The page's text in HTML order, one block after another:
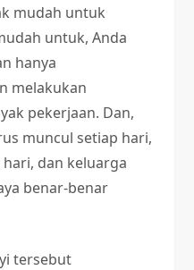
mudah untuk
untuk, Anda
hanya
melakukan
pekerjaan. Dan,
muncul setiap hari,
dan keluarga
benar-benar
tersebut